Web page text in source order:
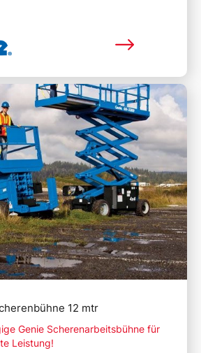
12 mtr
Genie Scherenarbeitsbühne für
Leistung!